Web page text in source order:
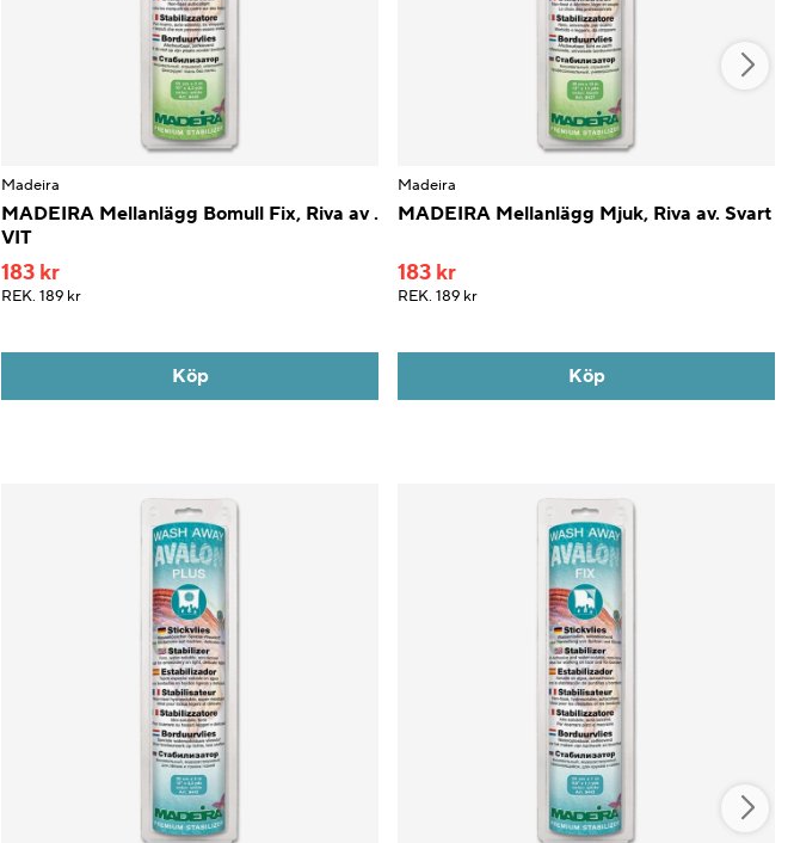
Madeira
MADEIRA Mellanlägg Bomull Fix, Riva av .
VIT
183 kr
REK. 189 kr
Köp
Madeira
MADEIRA Mellanlägg Mjuk, Riva av. Svart
183 kr
REK. 189 kr
Köp